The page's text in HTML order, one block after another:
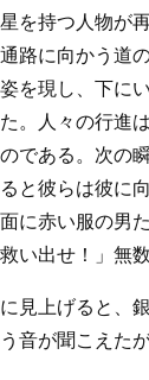
を持つ人物が
路に向かう道
を現し、下に
。人々の行進
である。次の
と彼らは彼に
に赤い服の男
出せ！」無
見上げると、
音が聞こえた